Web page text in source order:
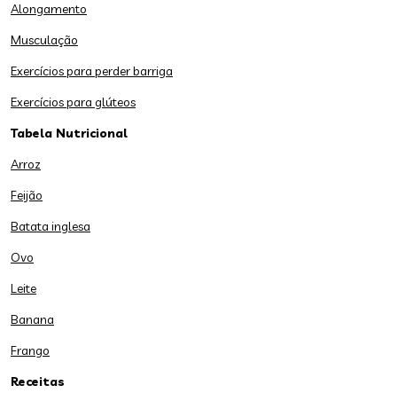
Alongamento
Musculação
Exercícios para perder barriga
Exercícios para glúteos
Tabela Nutricional
Arroz
Feijão
Batata inglesa
Ovo
Leite
Banana
Frango
Receitas